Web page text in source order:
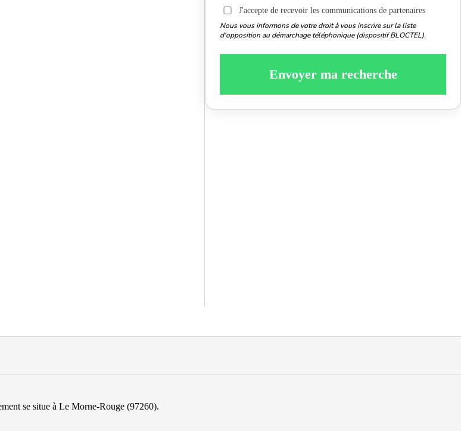
J'accepte de recevoir les communications de partenaires
Nous vous informons de votre droit à vous inscrire sur la liste
d'opposition au démarchage téléphonique (dispositif BLOCTEL).
Envoyer ma recherche
se situe à Le Morne-Rouge (97260).